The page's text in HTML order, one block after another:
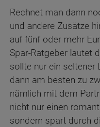
Rechnet man dann
und andere Zusätze
auf fünf oder mehr
Spar-Ratgeber lautet
sollte nur ein seltener
dann am besten zu
nämlich mit dem
nicht nur einen
sondern spart durch